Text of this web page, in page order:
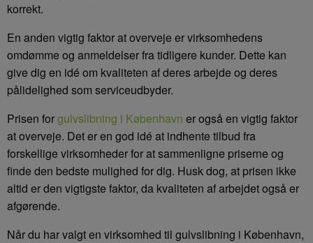
korrekt.
En anden vigtig faktor at overveje er virksomhedens
omdømme og anmeldelser fra tidligere kunder. Dette kan
give dig en idé om kvaliteten af deres arbejde og deres
pålidelighed som serviceudbyder.
Prisen forgulvslibning i København er også en vigtig faktor
at overveje. Det er en god idé at indhente tilbud fra
forskellige virksomheder for at sammenligne priserne og
finde den bedste mulighed for dig. Husk dog, at prisen ikke
altid er den vigtigste faktor, da kvaliteten af arbejdet også er
afgørende.
Når du har valgt en virksomhed til gulvslibning i København,